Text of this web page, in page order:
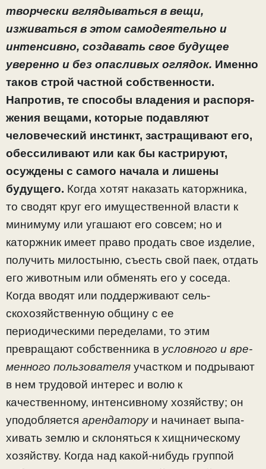
творчески вглядываться в вещи,
изживаться в этом само­деятельно и
интенсивно, создавать свое будущее
уверенно и без опасливых оглядок. Именно
таков строй частной собственности.
Напротив, те способы владения и распоря­
жения вещами, которые подавляют
человеческий инстинкт, застращивают его,
обессиливают или как бы кастрируют,
осуждены с самого начала и лишены
будущего. Когда хотят наказать каторжника,
то сводят круг его имущест­венной власти к
минимуму или угашают его совсем; но и
каторжник имеет право продать свое изделие,
получить милостыню, съесть свой паек, отдать
его животным или об­менять его у соседа.
Когда вводят или поддерживают сель­
скохозяйственную общину с ее
периодическими передела­ми, то этим
превращают собственника в условного и вре­
менного пользователя участком и подрывают
в нем трудовой интерес и волю к
качественному, интенсивному хозяйству; он
уподобляется арендаторуи начинает выпа­
хивать землю и склоняться к хищническому
хозяйству. Когда над какой-нибудь группой